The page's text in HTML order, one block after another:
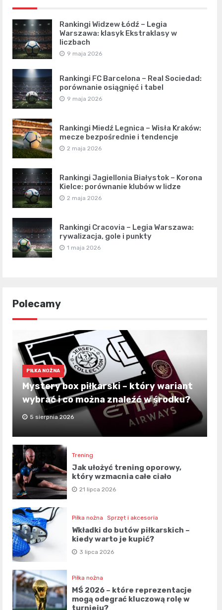
Rankingi Widzew Łódź – Legia
Warszawa: klasyk Ekstraklasy w
liczbach
9 maja 2026
Rankingi FC Barcelona – Real Sociedad:
porównanie osiągnięć i tabel
9 maja 2026
Rankingi Miedź Legnica – Wisła Kraków:
mecze bezpośrednie i tendencje
2 maja 2026
Rankingi Jagiellonia Białystok – Korona
Kielce: porównanie klubów w lidze
2 maja 2026
Rankingi Cracovia – Legia Warszawa:
rywalizacja, gole i punkty
1 maja 2026
Polecamy
PIŁKA NOŻNA
Mystery box piłkarski – który wariant
wybrać i co można znaleźć w środku?
5 sierpnia 2026
Trening
Jak ułożyć trening oporowy,
który wzmacnia całe ciało
21 lipca 2026
Piłka nożna Sprzęt i akcesoria
Wkładki do butów piłkarskich –
kiedy warto je kupić?
3 lipca 2026
Piłka nożna
MŚ 2026 – które reprezentacje
mogą odegrać kluczową rolę w
turnieju?